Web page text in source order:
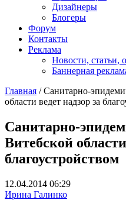
Дизайнеры
Блогеры
Форум
Контакты
Реклама
Новости, статьи,
Баннерная
You are here
Главная / Санитарно-
области ведет надзор за
Санитарно-
Витебской
благоустройством
12.04.2014 06:29
Ирина Галинко